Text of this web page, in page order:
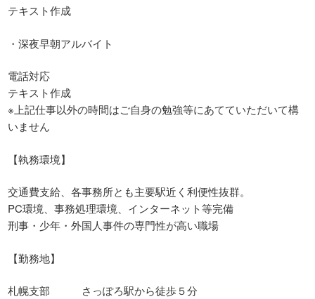
テキスト作成
・深夜早朝アルバイト
電話対応
テキスト作成
※上記仕事以外の時間はご自身の勉強等にあてていただいて構
いません
【執務環境】
交通費支給、各事務所とも主要駅近く利便性抜群。
PC環境、事務処理環境、インターネット等完備
刑事・少年・外国人事件の専門性が高い職場
【勤務地】
札幌支部 さっぽろ駅から徒歩５分